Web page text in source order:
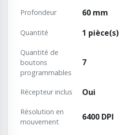
Profondeur 60 mm
Quantité 1 pièce(s)
Quantité de
boutons
programmables
7
Récepteur inclus Oui
Résolution en
mouvement
6400 DPI